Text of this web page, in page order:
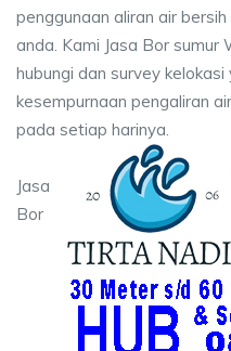
penggunaan aliran air
anda. Kami Jasa Bor sumur
hubungi dan survey
kesempurnaan pengaliran
pada setiap harinya.
Jasa
Bor